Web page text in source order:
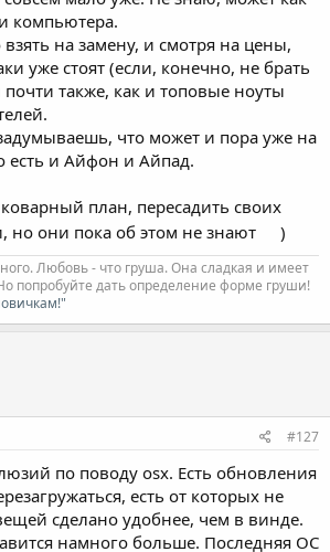
компьютера.
на замену, и смотря на цены,
уже стоят (если, конечно, не брать
также, как и топовые ноуты
что может и пора уже на
есть и Айфон и Айпад.
план, пересадить своих
но они пока об этом не знают
)
Любовь - что груша. Она сладкая и имеет
попробуйте дать определение форме груши!
#127
по поводу osx. Есть обновления
есть от которых не
сделано удобнее, чем в винде.
намного больше. Последняя ОС